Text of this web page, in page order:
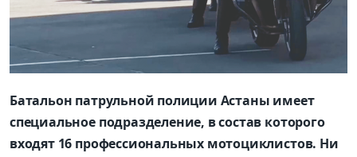
Батальон патрульной полиции Астаны имеет
специальное подразделение, в состав которого
входят 16 профессиональных мотоциклистов. Ни